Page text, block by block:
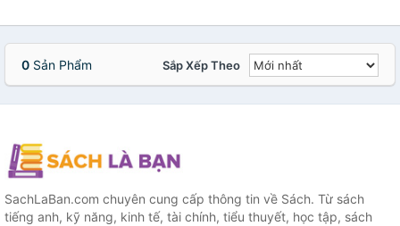
0 Sản Phẩm Sắp Xếp Theo
SachLaBan.com chuyên cung cấp thông tin về Sách. Từ sách
tiếng anh, kỹ năng, kinh tế, tài chính, tiểu thuyết, học tập, sách